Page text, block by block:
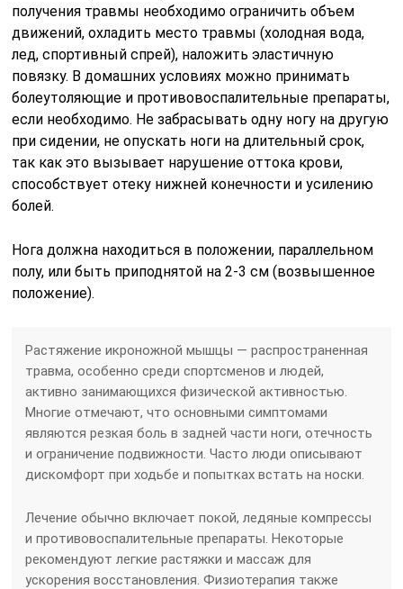
получения травмы необходимо ограничить объем
движений, охладить место травмы (холодная вода,
лед, спортивный спрей), наложить эластичную
повязку. В домашних условиях можно принимать
болеутоляющие и противовоспалительные препараты,
если необходимо. Не забрасывать одну ногу на другую
при сидении, не опускать ноги на длительный срок,
так как это вызывает нарушение оттока крови,
способствует отеку нижней конечности и усилению
болей.
Нога должна находиться в положении, параллельном
полу, или быть приподнятой на 2-3 см (возвышенное
положение).
Растяжение икроножной мышцы — распространенная
травма, особенно среди спортсменов и людей,
активно занимающихся физической активностью.
Многие отмечают, что основными симптомами
являются резкая боль в задней части ноги, отечность
и ограничение подвижности. Часто люди описывают
дискомфорт при ходьбе и попытках встать на носки.
Лечение обычно включает покой, ледяные компрессы
и противовоспалительные препараты. Некоторые
рекомендуют легкие растяжки и массаж для
ускорения восстановления. Физиотерапия также